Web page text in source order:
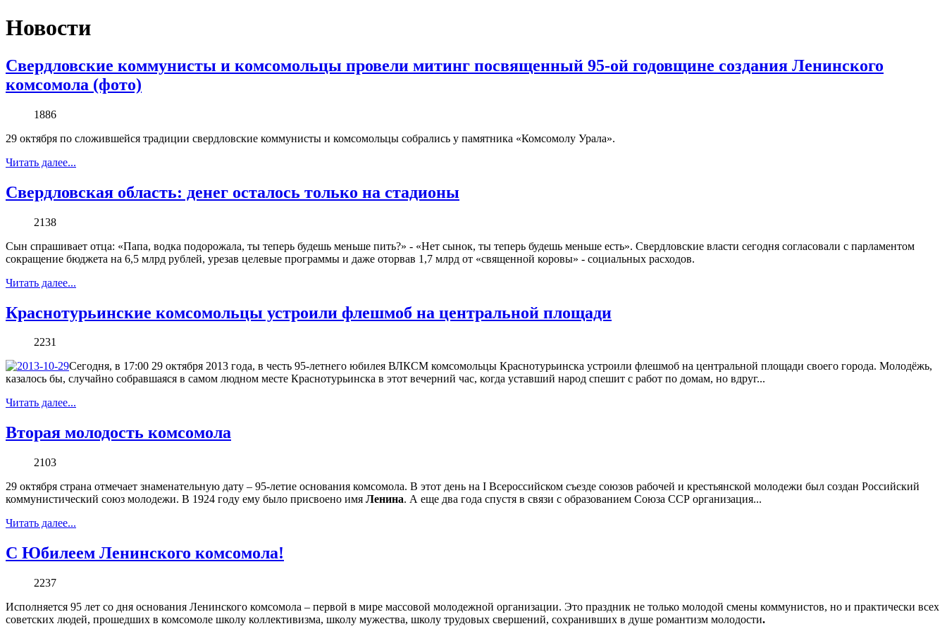
Новости
Свердловские коммунисты и комсомольцы провели митинг посвященный 95-ой годовщине создания Ленинского
комсомола (фото)
1886
29 октября по сложившейся традиции свердловские коммунисты и комсомольцы собрались у памятника «Комсомолу Урала».
Читать далее...
Свердловская область: денег осталось только на стадионы
2138
Сын спрашивает отца: «Папа, водка подорожала, ты теперь будешь меньше пить?» - «Нет сынок, ты теперь будешь меньше есть». Свердловские власти сегодня согласовали с парламентом
сокращение бюджета на 6,5 млрд рублей, урезав целевые программы и даже оторвав 1,7 млрд от «священной коровы» - социальных расходов.
Читать далее...
Краснотурьинские комсомольцы устроили флешмоб на центральной площади
2231
Сегодня, в 17:00 29 октября 2013 года, в честь 95-летнего юбилея ВЛКСМ комсомольцы Краснотурьинска устроили флешмоб на центральной площади своего города. Молодёжь,
казалось бы, случайно собравшаяся в самом людном месте Краснотурьинска в этот вечерний час, когда уставший народ спешит с работ по домам, но вдруг...
Читать далее...
Вторая молодость комсомола
2103
29 октября страна отмечает знаменательную дату – 95-летие основания комсомола. В этот день на I Всероссийском съезде союзов рабочей и крестьянской молодежи был создан Российский
коммунистический союз молодежи. В 1924 году ему было присвоено имя Ленина. А еще два года спустя в связи с образованием Союза ССР организация...
Читать далее...
С Юбилеем Ленинского комсомола!
2237
Исполняется 95 лет со дня основания Ленинского комсомола – первой в мире массовой молодежной организации. Это праздник не только молодой смены коммунистов, но и практически всех
советских людей, прошедших в комсомоле школу коллективизма, школу мужества, школу трудовых свершений, сохранивших в душе романтизм молодости.